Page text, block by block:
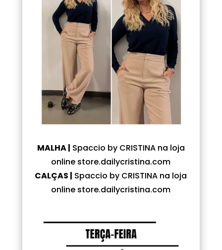
MALHA | Spaccio by CRISTINA na loja
online store.dailycristina.com
CALÇAS | Spaccio by CRISTINA na loja
online store.dailycristina.com